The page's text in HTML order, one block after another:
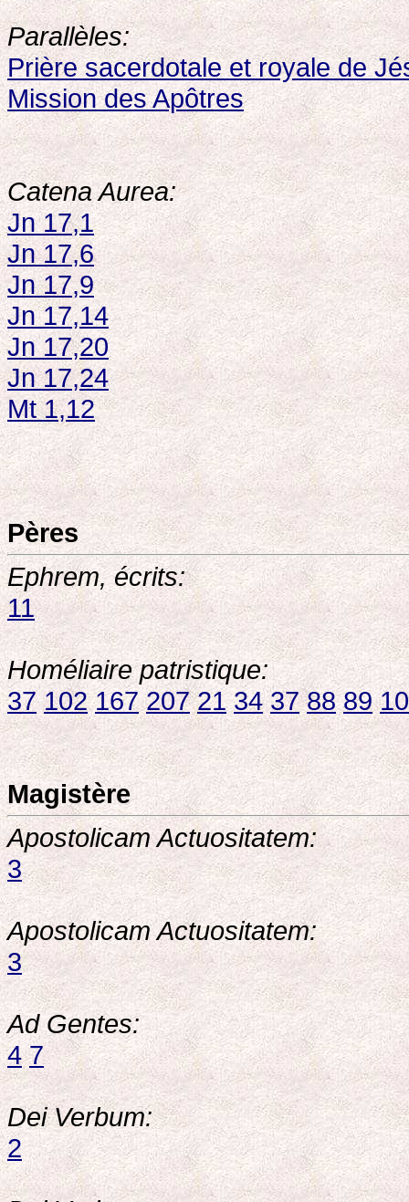
Parallèles:
Prière sacerdotale et royale de
Mission des Apôtres
Catena Aurea:
Jn 17,1
Jn 17,6
Jn 17,9
Jn 17,14
Jn 17,20
Jn 17,24
Mt 1,12
Pères
Ephrem, écrits:
11
Homéliaire patristique:
37 102 167 207 21 34 37 88 89
Magistère
Apostolicam Actuositatem:
3
Apostolicam Actuositatem:
3
Ad Gentes:
4 7
Dei Verbum:
2